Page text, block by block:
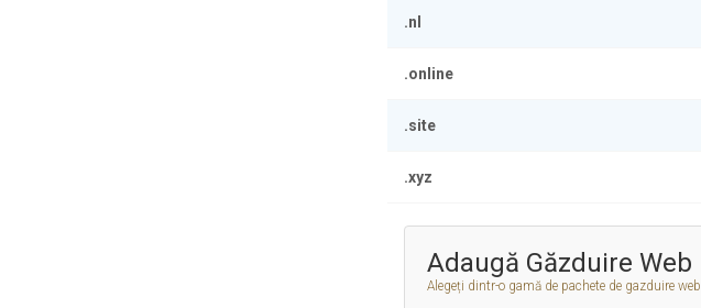
.nl
.online
.site
.xyz
Adaugă Găzduire Web
Alegeți dintr-o gamă de pachete de gazduire web